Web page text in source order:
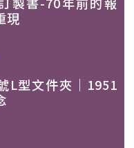
現
L型文件夾｜1951